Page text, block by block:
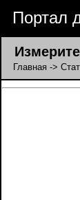
Портал
Главная ->